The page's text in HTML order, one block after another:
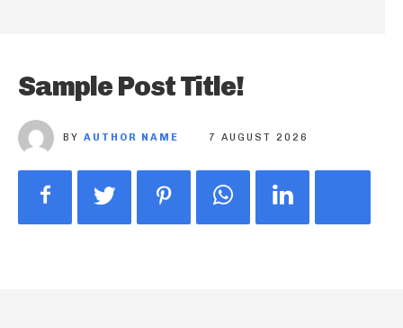
Sample Post Title!
BY AUTHOR NAME 7 AUGUST 2026